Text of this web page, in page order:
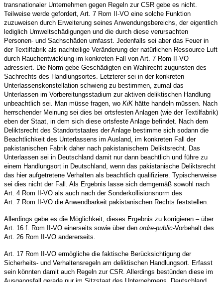
transnationaler Unternehmen gegen Regeln zur CSR gebe es nicht.
Teilweise werde gefordert, Art. 7 Rom II-VO eine solche Funktion
zuzuweisen durch Erweiterung seines Anwendungsbereichs, der eigentlich
lediglich Umweltschädigungen und die durch diese verursachten
Personen- und Sachschäden umfasst. Jedenfalls sei aber das Feuer in
der Textilfabrik als nachteilige Veränderung der natürlichen Ressource Luft
durch Rauchentwicklung im konkreten Fall von Art. 7 Rom II-VO
adressiert. Die Norm gebe Geschädigten ein Wahlrecht zugunsten des
Sachrechts des Handlungsortes. Letzterer sei in der konkreten
Unterlassenskonstellation schwierig zu bestimmen, zumal das
Unterlassen im Vorbereitungsstadium zur aktiven deliktischen Handlung
unbeachtlich sei. Man müsse fragen, wo KiK hätte handeln müssen. Nach
herrschender Meinung sei dies bei ortsfesten Anlagen (wie der Textilfabrik)
eben der Staat, in dem sich diese ortsfeste Anlage befindet. Nach dem
Deliktsrecht des Standortstaates der Anlage bestimme sich sodann die
Beachtlichkeit des Unterlassens im Ausland, im konkreten Fall der
pakistanischen Fabrik daher nach pakistanischem Deliktsrecht. Das
Unterlassen sei in Deutschland damit nur dann beachtlich und führe zu
einem Handlungsort in Deutschland, wenn das pakistanische Deliktsrecht
das hier aufgetretene Verhalten als beachtlich qualifiziere. Typischerweise
sei dies nicht der Fall. Als Ergebnis lasse sich demgemäß sowohl nach
Art. 4 Rom II-VO als auch nach der Sonderkollisionsnorm des
Art. 7 Rom II-VO die Anwendbarkeit pakistanischen Rechts feststellen.
Allerdings gebe es die Möglichkeit, dieses Ergebnis zu korrigieren – über
Art. 16 f. Rom II-VO einerseits sowie über den ordre-public-Vorbehalt des
Art. 26 Rom II-VO andererseits.
Art. 17 Rom II-VO ermögliche die faktische Berücksichtigung der
Sicherheits- und Verhaltensregeln am deliktischen Handlungsort. Erfasst
sein könnten damit auch Regeln zur CSR. Allerdings bestünden diese im